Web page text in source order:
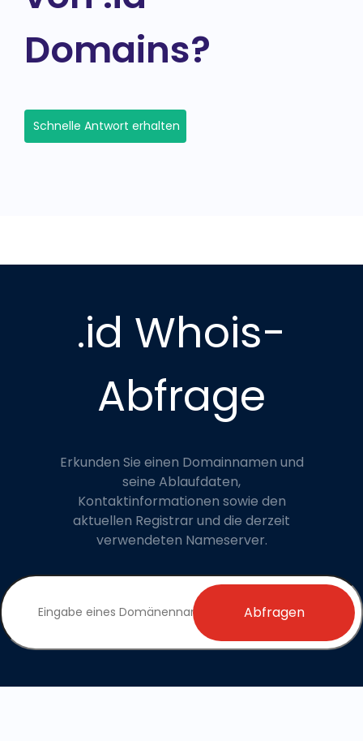
Domains?
Schnelle Antwort erhalten
.id Whois-
Abfrage
Erkunden Sie einen Domainnamen und
seine Ablaufdaten,
Kontaktinformationen sowie den
aktuellen Registrar und die derzeit
verwendeten Nameserver.
Abfragen